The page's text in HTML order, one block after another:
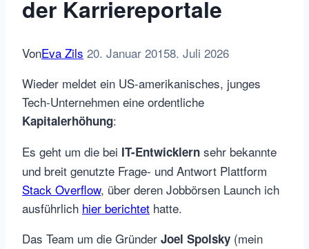
der Karriereportale
VonEva Zils 20. Januar 20158. Juli 2026
Wieder meldet ein US-amerikanisches, junges
Tech-Unternehmen eine ordentliche
Kapitalerhöhung:
Es geht um die bei IT-Entwicklern sehr bekannte
und breit genutzte Frage- und Antwort Plattform
Stack Overflow, über deren Jobbörsen Launch ich
ausführlich hier berichtet hatte.
Das Team um die Gründer Joel Spolsky (mein